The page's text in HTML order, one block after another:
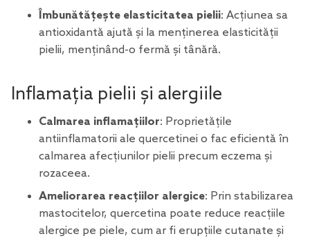
Îmbunătățește elasticitatea pielii: Acțiunea sa
antioxidantă ajută și la menținerea elasticității
pielii, menținând-o fermă și tânără.
Inflamația pielii și alergiile
Calmarea inflamațiilor: Proprietățile
antiinflamatorii ale quercetinei o fac eficientă în
calmarea afecțiunilor pielii precum eczema și
rozaceea.
Ameliorarea reacțiilor alergice: Prin stabilizarea
mastocitelor, quercetina poate reduce reacțiile
alergice pe piele, cum ar fi erupțiile cutanate și